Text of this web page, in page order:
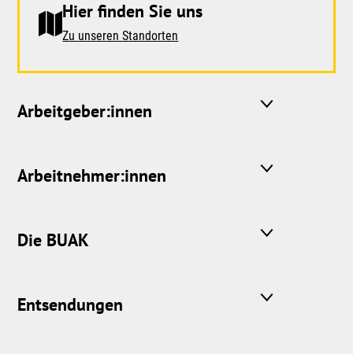
Hier finden Sie uns
Zu unseren Standorten
Arbeitgeber:innen
Arbeitnehmer:innen
Die BUAK
Entsendungen